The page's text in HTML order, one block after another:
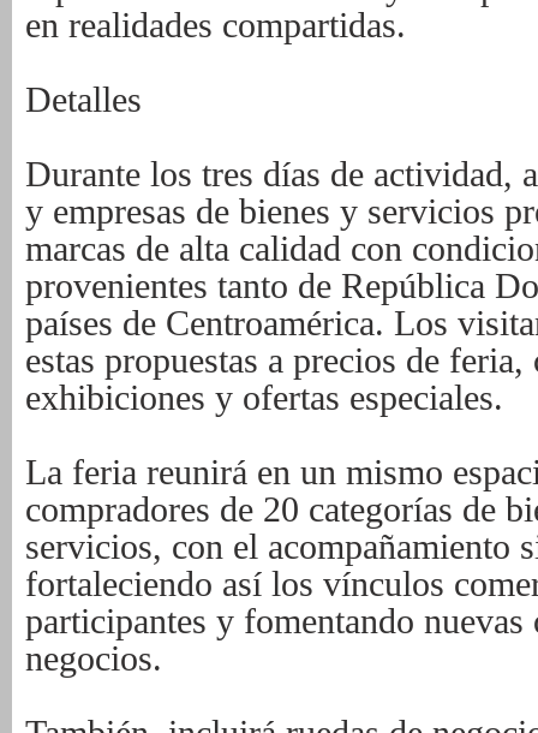
en realidades compartidas.
Detalles
Durante los tres días de actividad,
y empresas de bienes y servicios
marcas de alta calidad con
provenientes tanto de República
países de Centroamérica. Los
estas propuestas a precios de
exhibiciones y ofertas especiales.
La feria reunirá en un mismo
compradores de 20 categorías de
servicios, con el acompañamiento
fortaleciendo así los vínculos
participantes y fomentando nuevas
negocios.